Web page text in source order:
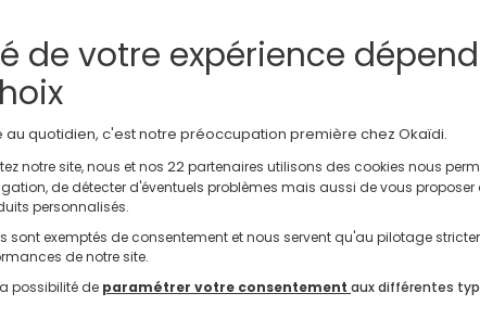
bain
De 6 ans à 10 ans AUZOU
de votre expérience dépend
au quotidien, c'est notre préoccupation première chez Okaïdi.
notre site, nous et nos 22partenaires utilisons des cookies nous
de détecter d'éventuels problèmes mais aussi de vous proposer
personnalisés.
sont exemptés de consentement et nous servent qu'au pilotage
de notre site.
possibilité de paramétrer votre consentement aux différentes